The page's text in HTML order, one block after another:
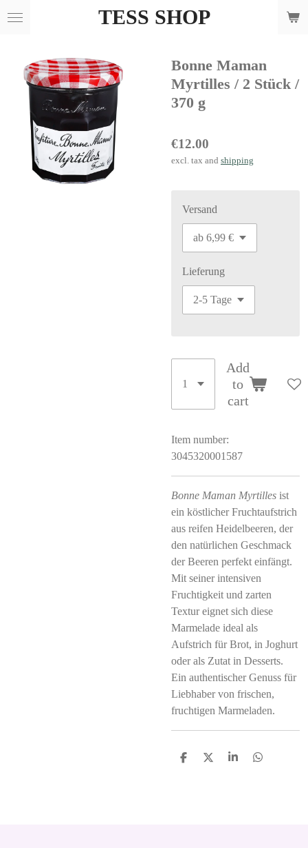
Skip
content
TESS SHOP
Bonne Maman
Myrtilles / 2 Stück /
370 g
€12.00
excl. tax and shipping
Versand
Lieferung
Add
to
cart
Item number:
3045320001587
Bonne Maman Myrtilles ist
ein köstlicher Fruchtaufstrich
aus reifen Heidelbeeren, der
den natürlichen Geschmack
der Beeren perfekt einfängt.
Mit seiner intensiven
Fruchtigkeit und zarten
Textur eignet sich diese
Marmelade ideal als
Aufstrich für Brot, in Joghurt
oder als Zutat in Desserts.
Ein authentischer Genuss für
Liebhaber von frischen,
fruchtigen Marmeladen.
S
S
S
S